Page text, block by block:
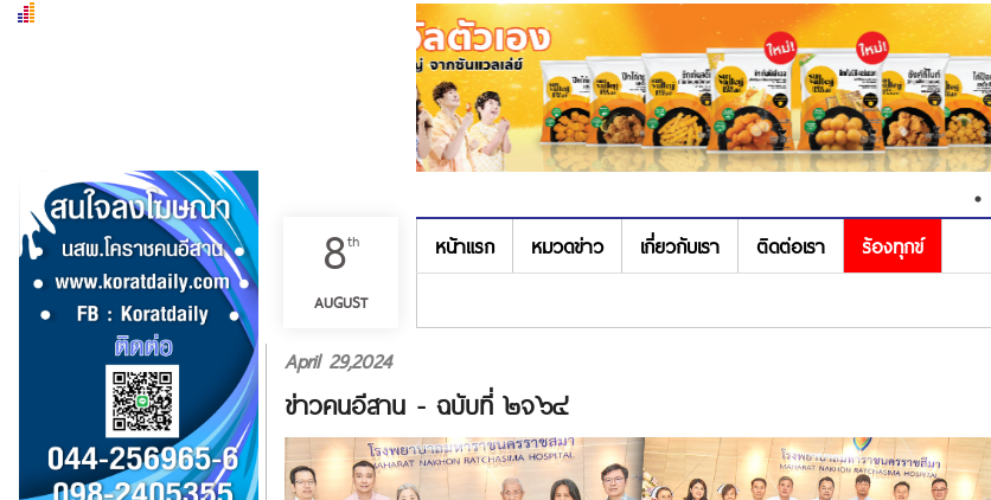
8th
AUGUST
เมนู
หน้าแรก หมวดข่าว เกี่ยวกับเรา ติดต่อเรา ร้องทุกข์
April 29,2024
ข่าวคนอีสาน - ฉบับที่ ๒จ๖๔